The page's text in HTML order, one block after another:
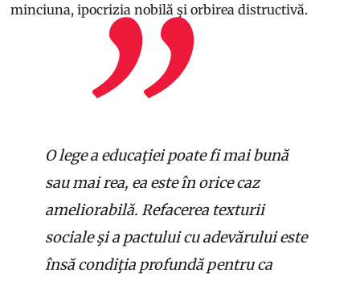
minciuna, ipocrizia nobilă şi orbirea distructivă.
O lege a educaţiei poate fi mai bună
sau mai rea, ea este în orice caz
ameliorabilă. Refacerea texturii
sociale şi a pactului cu adevărului este
însă condiţia profundă pentru ca